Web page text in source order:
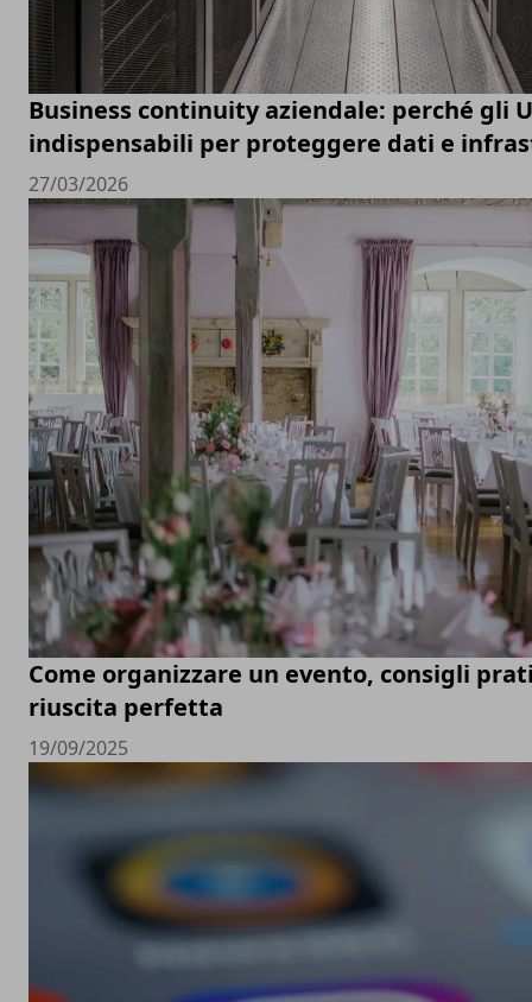
Business continuity aziendale: perché gli
indispensabili per proteggere dati e
27/03/2026
Come organizzare un evento, consigli
riuscita perfetta
19/09/2025